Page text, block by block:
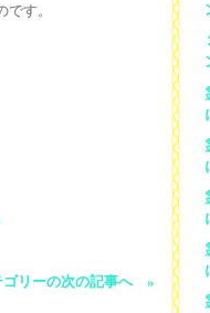
す。
ゴリーの次の記事へ »